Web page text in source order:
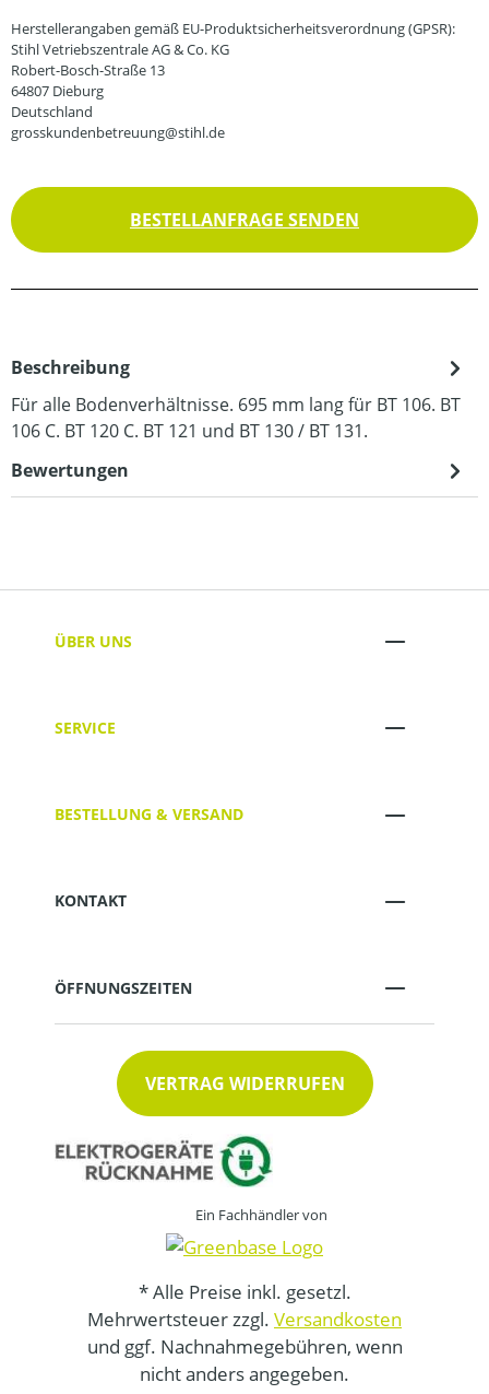
Herstellerangaben gemäß EU-Produktsicherheitsverordnung (GPSR):
Stihl Vetriebszentrale AG & Co. KG
Robert-Bosch-Straße 13
64807 Dieburg
Deutschland
grosskundenbetreuung@stihl.de
BESTELLANFRAGE SENDEN
Beschreibung
Für alle Bodenverhältnisse. 695 mm lang für BT 106. BT
106 C. BT 120 C. BT 121 und BT 130 / BT 131.
Bewertungen
ÜBER UNS
SERVICE
BESTELLUNG & VERSAND
KONTAKT
ÖFFNUNGSZEITEN
VERTRAG WIDERRUFEN
Ein Fachhändler von
* Alle Preise inkl. gesetzl.
Mehrwertsteuer zzgl. Versandkosten
und ggf. Nachnahmegebühren, wenn
nicht anders angegeben.